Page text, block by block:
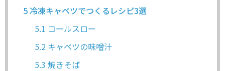
5冷凍キャベツでつくるレシピ3選
5.1 コールスロー
5.2 キャベツの味噌汁
5.3 焼きそば